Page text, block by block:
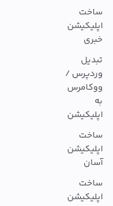
ساخت
اپلیکیشن
خبری
تبدیل
وردپرس /
ووکامرس
به
اپلیکیشن
ساخت
اپلیکیشن
آسان
ساخت
اپلیکیشن